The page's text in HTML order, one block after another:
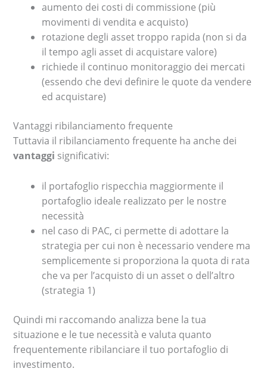
aumento dei costi di commissione (più
movimenti di vendita e acquisto)
rotazione degli asset troppo rapida (non si da
il tempo agli asset di acquistare valore)
richiede il continuo monitoraggio dei mercati
(essendo che devi definire le quote da vendere
ed acquistare)
Vantaggi ribilanciamento frequente
Tuttavia il ribilanciamento frequente ha anche dei
vantaggi significativi:
il portafoglio rispecchia maggiormente il
portafoglio ideale realizzato per le nostre
necessità
nel caso di PAC, ci permette di adottare la
strategia per cui non è necessario vendere ma
semplicemente si proporziona la quota di rata
che va per l’acquisto di un asset o dell’altro
(strategia 1)
Quindi mi raccomando analizza bene la tua
situazione e le tue necessità e valuta quanto
frequentemente ribilanciare il tuo portafoglio di
investimento.